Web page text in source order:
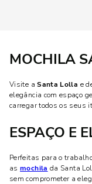
MOCHILA
Visite aSanta Lolla e
elegância com espaço
carregar todos os seus
ESPAÇO E
Perfeitas para o
asmochila da Santa
sem comprometer a